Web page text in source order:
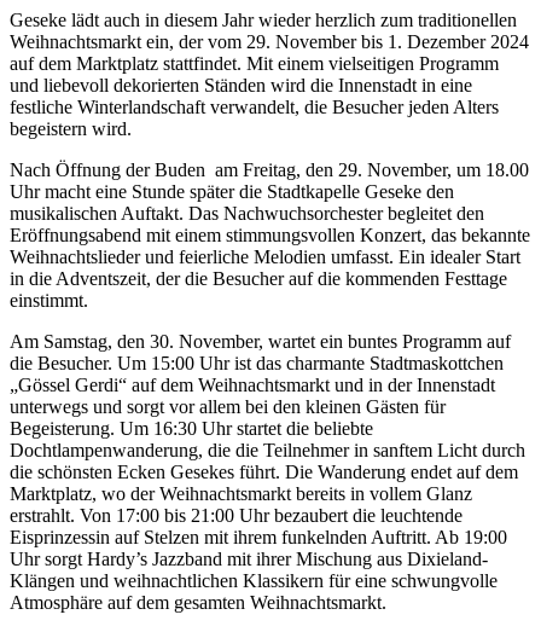
Geseke lädt auch in diesem Jahr wieder herzlich zum traditionellen
Weihnachtsmarkt ein, der vom 29. November bis 1. Dezember 2024
auf dem Marktplatz stattfindet. Mit einem vielseitigen Programm
und liebevoll dekorierten Ständen wird die Innenstadt in eine
festliche Winterlandschaft verwandelt, die Besucher jeden Alters
begeistern wird.
Nach Öffnung der Buden am Freitag, den 29. November, um 18.00
Uhr macht eine Stunde später die Stadtkapelle Geseke den
musikalischen Auftakt. Das Nachwuchsorchester begleitet den
Eröffnungsabend mit einem stimmungsvollen Konzert, das bekannte
Weihnachtslieder und feierliche Melodien umfasst. Ein idealer Start
in die Adventszeit, der die Besucher auf die kommenden Festtage
einstimmt.
Am Samstag, den 30. November, wartet ein buntes Programm auf
die Besucher. Um 15:00 Uhr ist das charmante Stadtmaskottchen
„Gössel Gerdi“ auf dem Weihnachtsmarkt und in der Innenstadt
unterwegs und sorgt vor allem bei den kleinen Gästen für
Begeisterung. Um 16:30 Uhr startet die beliebte
Dochtlampenwanderung, die die Teilnehmer in sanftem Licht durch
die schönsten Ecken Gesekes führt. Die Wanderung endet auf dem
Marktplatz, wo der Weihnachtsmarkt bereits in vollem Glanz
erstrahlt. Von 17:00 bis 21:00 Uhr bezaubert die leuchtende
Eisprinzessin auf Stelzen mit ihrem funkelnden Auftritt. Ab 19:00
Uhr sorgt Hardy’s Jazzband mit ihrer Mischung aus Dixieland-
Klängen und weihnachtlichen Klassikern für eine schwungvolle
Atmosphäre auf dem gesamten Weihnachtsmarkt.